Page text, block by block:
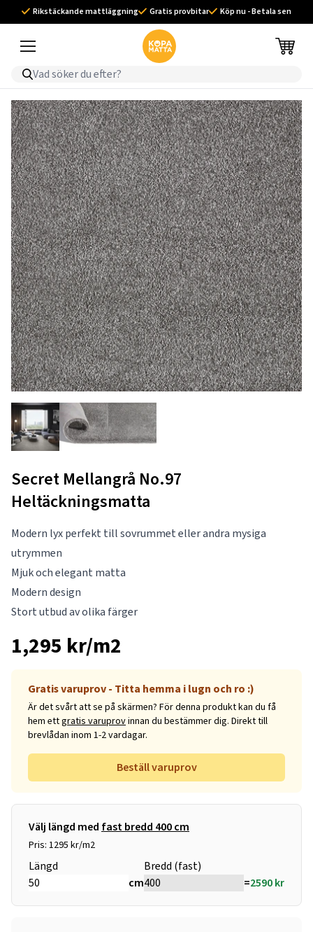
Rikstäckande mattläggning Gratis provbitar Köp nu - Betala sen
Secret Mellangrå No.97
Heltäckningsmatta
Modern lyx perfekt till sovrummet eller andra mysiga
utrymmen
Mjuk och elegant matta
Modern design
Stort utbud av olika färger
1,295 kr/m2
Gratis varuprov - Titta hemma i lugn och ro :)
Är det svårt att se på skärmen? För denna produkt kan du få
hem ettgratis varuprovinnan du bestämmer dig. Direkt till
brevlådan inom 1-2 vardagar.
Beställ varuprov
Välj längd med fast bredd 400 cm
Pris: 1295 kr/m2
Längd
cm
Bredd (fast)
=2590kr